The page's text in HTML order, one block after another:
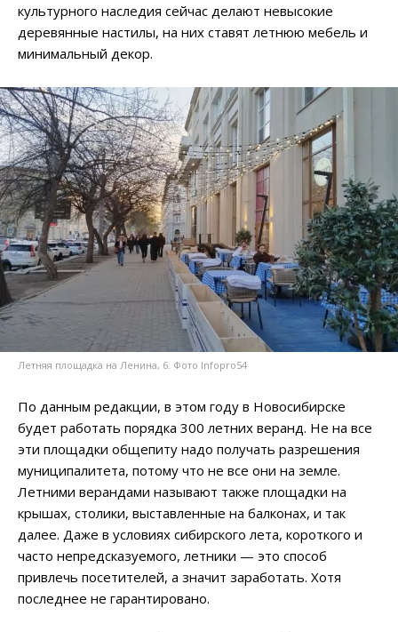
культурного наследия сейчас делают невысокие
деревянные настилы, на них ставят летнюю мебель и
минимальный декор.
Летняя площадка на Ленина, 6. Фото Infopro54
По данным редакции, в этом году в Новосибирске
будет работать порядка 300 летних веранд. Не на все
эти площадки общепиту надо получать разрешения
муниципалитета, потому что не все они на земле.
Летними верандами называют также площадки на
крышах, столики, выставленные на балконах, и так
далее. Даже в условиях сибирского лета, короткого и
часто непредсказуемого, летники — это способ
привлечь посетителей, а значит заработать. Хотя
последнее не гарантировано.